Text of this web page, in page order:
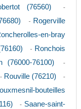
(76560) -
- Rogerville
en-bray
- Ronchois
(76000-76100) -
- Rouville (76210) -
bouteilles
- Saane-saint-